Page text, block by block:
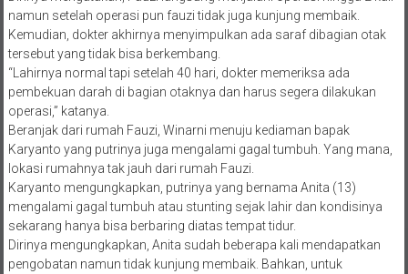
namun setelah operasi pun fauzi tidak juga kunjung membaik.
Kemudian, dokter akhirnya menyimpulkan ada saraf dibagian otak
tersebut yang tidak bisa berkembang.
“Lahirnya normal tapi setelah 40 hari, dokter memeriksa ada
pembekuan darah di bagian otaknya dan harus segera dilakukan
operasi,” katanya.
Beranjak dari rumah Fauzi, Winarni menuju kediaman bapak
Karyanto yang putrinya juga mengalami gagal tumbuh. Yang mana,
lokasi rumahnya tak jauh dari rumah Fauzi.
Karyanto mengungkapkan, putrinya yang bernama Anita (13)
mengalami gagal tumbuh atau stunting sejak lahir dan kondisinya
sekarang hanya bisa berbaring diatas tempat tidur.
Dirinya mengungkapkan, Anita sudah beberapa kali mendapatkan
pengobatan namun tidak kunjung membaik. Bahkan, untuk